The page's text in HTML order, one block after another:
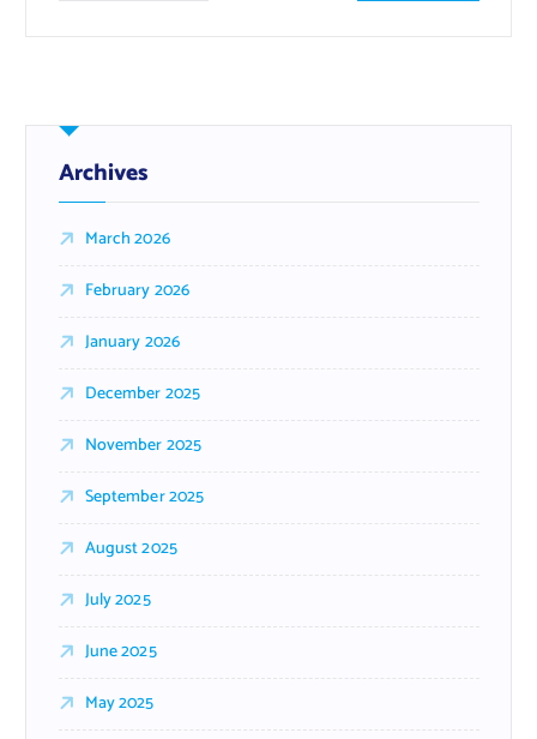
Archives
March 2026
February 2026
January 2026
December 2025
November 2025
September 2025
August 2025
July 2025
June 2025
May 2025